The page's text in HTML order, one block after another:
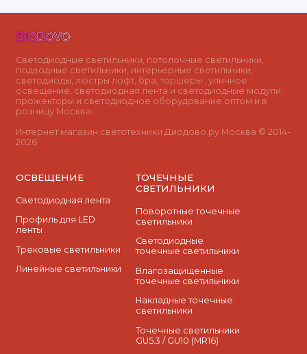
Светодиодные светильники, потолочные светильники,
подводные светильники, интерьерные светильники,
светодиоды, люстры лофт, бра, торшеры , уличное
освещение, светодиодная лента и светодиодные модули,
прожекторы и светодиодное оборудование оптом и в
розницу Москва.
Интернет магазин светотехники Диодово.ру Москва © 2014-
2026
ОСВЕЩЕНИЕ
Светодиодная лента
Профиль для LED
ленты
Трековые светильники
Линейные светильники
ТОЧЕЧНЫЕ
СВЕТИЛЬНИКИ
Поворотные точечные
светильники
Cветодиодные
точечные светильники
Влагозащищенные
точечные светильники
Накладные точечные
светильники
Точечные светильники
GU5.3 / GU10 (MR16)